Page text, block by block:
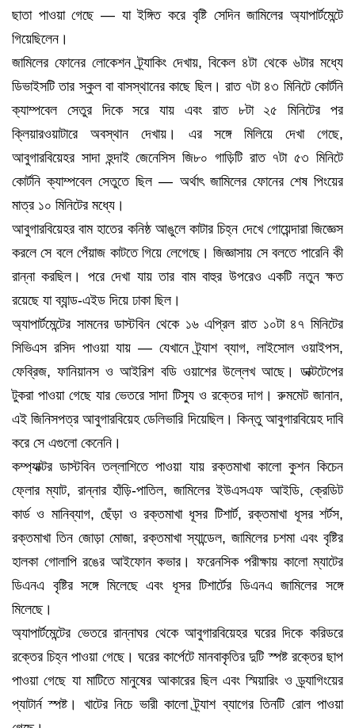
ছাতা পাওয়া গেছে — যা ইঙ্গিত করে বৃষ্টি সেদিন জামিলের অ্যাপার্টমেন্টে
গিয়েছিলেন।
জামিলের ফোনের লোকেশন ট্র্যাকিং দেখায়, বিকেল ৪টা থেকে ৬টার মধ্যে
ডিভাইসটি তার স্কুল বা বাসস্থানের কাছে ছিল। রাত ৭টা ৪৩ মিনিটে কোর্টনি
ক্যাম্পবেল সেতুর দিকে সরে যায় এবং রাত ৮টা ২৫ মিনিটের পর
ক্লিয়ারওয়াটারে অবস্থান দেখায়। এর সঙ্গে মিলিয়ে দেখা গেছে,
আবুগারবিয়েহর সাদা হুন্দাই জেনেসিস জি৮০ গাড়িটি রাত ৭টা ৫৩ মিনিটে
কোর্টনি ক্যাম্পবেল সেতুতে ছিল — অর্থাৎ জামিলের ফোনের শেষ পিংয়ের
মাত্র ১০ মিনিটের মধ্যে।
আবুগারবিয়েহর বাম হাতের কনিষ্ঠ আঙুলে কাটার চিহ্ন দেখে গোয়েন্দারা জিজ্ঞেস
করলে সে বলে পেঁয়াজ কাটতে গিয়ে লেগেছে। জিজ্ঞাসায় সে বলতে পারেনি কী
রান্না করছিল। পরে দেখা যায় তার বাম বাহুর উপরেও একটি নতুন ক্ষত
রয়েছে যা ব্যান্ড-এইড দিয়ে ঢাকা ছিল।
অ্যাপার্টমেন্টের সামনের ডাস্টবিন থেকে ১৬ এপ্রিল রাত ১০টা ৪৭ মিনিটের
সিভিএস রসিদ পাওয়া যায় — যেখানে ট্র্যাশ ব্যাগ, লাইসোল ওয়াইপস,
ফেব্রিজ, ফানিয়ানস ও আইরিশ বডি ওয়াশের উল্লেখ আছে। ডাক্টটেপের
টুকরা পাওয়া গেছে যার ভেতরে সাদা টিস্যু ও রক্তের দাগ। রুমমেট জানান,
এই জিনিসপত্র আবুগারবিয়েহ ডেলিভারি দিয়েছিল। কিন্তু আবুগারবিয়েহ দাবি
করে সে এগুলো কেনেনি।
কম্প্যাক্টর ডাস্টবিন তল্লাশিতে পাওয়া যায় রক্তমাখা কালো কুশন কিচেন
ফ্লোর ম্যাট, রান্নার হাঁড়ি-পাতিল, জামিলের ইউএসএফ আইডি, ক্রেডিট
কার্ড ও মানিব্যাগ, ছেঁড়া ও রক্তমাখা ধূসর টিশার্ট, রক্তমাখা ধূসর শর্টস,
রক্তমাখা তিন জোড়া মোজা, রক্তমাখা স্যান্ডেল, জামিলের চশমা এবং বৃষ্টির
হালকা গোলাপি রঙের আইফোন কভার। ফরেনসিক পরীক্ষায় কালো ম্যাটের
ডিএনএ বৃষ্টির সঙ্গে মিলেছে এবং ধূসর টিশার্টের ডিএনএ জামিলের সঙ্গে
মিলেছে।
অ্যাপার্টমেন্টের ভেতরে রান্নাঘর থেকে আবুগারবিয়েহর ঘরের দিকে করিডরে
রক্তের চিহ্ন পাওয়া গেছে। ঘরের কার্পেটে মানবাকৃতির দুটি স্পষ্ট রক্তের ছাপ
পাওয়া গেছে যা মাটিতে মানুষের আকারের ছিল এবং স্মিয়ারিং ও ড্র্যাগিংয়ের
প্যাটার্ন স্পষ্ট। খাটের নিচে ভারী কালো ট্র্যাশ ব্যাগের তিনটি রোল পাওয়া